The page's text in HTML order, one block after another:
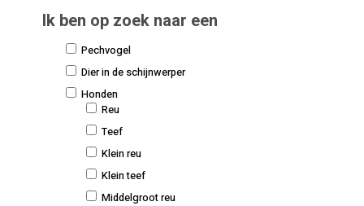
Ik ben op zoek naar een
Pechvogel
Dier in de schijnwerper
Honden
Reu
Teef
Klein reu
Klein teef
Middelgroot reu